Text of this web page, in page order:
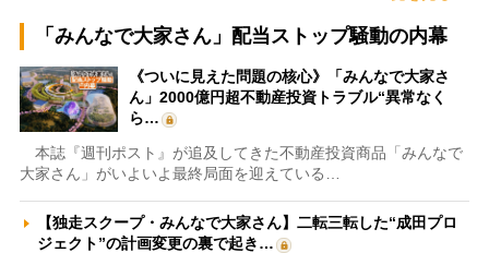
「みんなで大家さん」配当ストップ騒動の内幕
《ついに見えた問題の核心》「みんなで大家さ
ん」2000億円超不動産投資トラブル“異常なく
ら…
本誌『週刊ポスト』が追及してきた不動産投資商品「みんなで
大家さん」がいよいよ最終局面を迎えている…
【独走スクープ・みんなで大家さん】二転三転した“成田プロ
ジェクト”の計画変更の裏で起き…